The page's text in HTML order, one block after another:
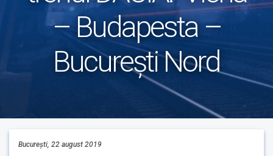
– Budapesta –
București Nord
București, 22 august 2019